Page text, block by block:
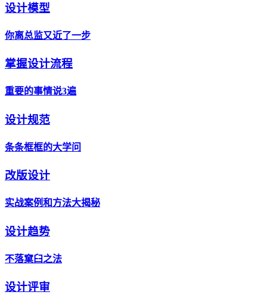
设计模型
你离总监又近了一步
掌握设计流程
重要的事情说3遍
设计规范
条条框框的大学问
改版设计
实战案例和方法大揭秘
设计趋势
不落窠臼之法
设计评审